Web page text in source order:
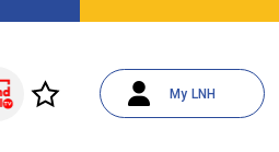
My LNH